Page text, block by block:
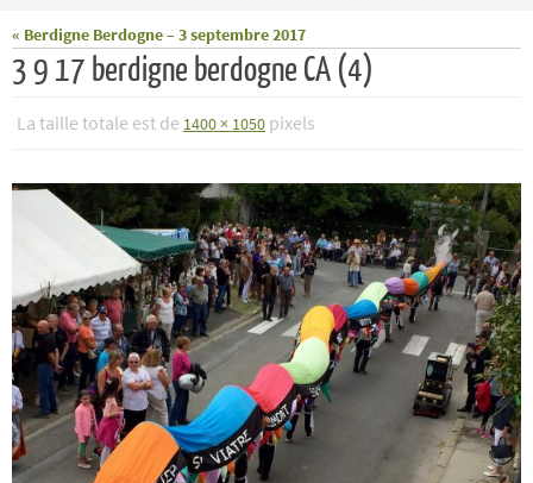
« Berdigne Berdogne – 3 septembre 2017
3 9 17 berdigne berdogne CA (4)
La taille totale est de 1400 × 1050 pixels